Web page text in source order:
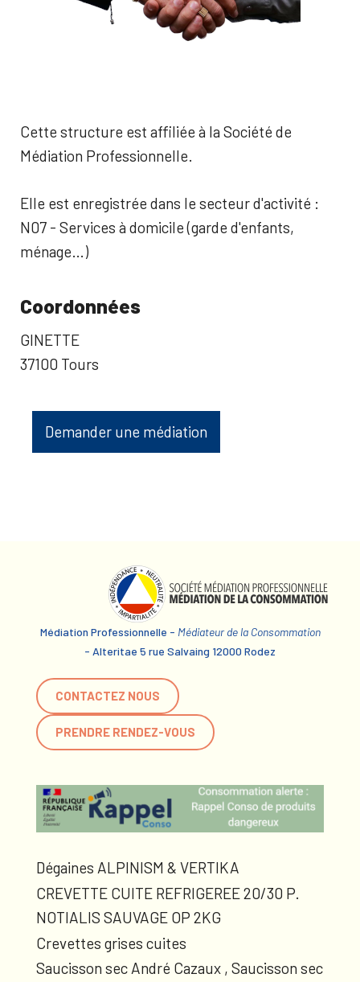
Cette structure est affiliée à la Société de
Médiation Professionnelle.
Elle est enregistrée dans le secteur d'activité :
N07 - Services à domicile (garde d'enfants,
ménage…)
Coordonnées
GINETTE
37100 Tours
Demander une médiation
Médiation Professionnelle - Médiateur de la Consommation
- Alteritae 5 rue Salvaing 12000 Rodez
CONTACTEZ NOUS
PRENDRE RENDEZ-VOUS
Dégaines ALPINISM & VERTIKA
CREVETTE CUITE REFRIGEREE 20/30 P.
NOTIALIS SAUVAGE OP 2KG
Crevettes grises cuites
Saucisson sec André Cazaux , Saucisson sec